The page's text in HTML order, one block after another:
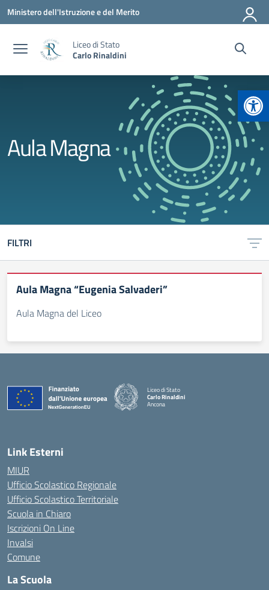
Vai ai contenuti
Vai al menu di navigazione
Vai al footer
Ministero dell'Istruzione e del Merito
Liceo di Stato
Carlo Rinaldini
Aula Magna
FILTRI
Aula Magna “Eugenia Salvaderi”
Aula Magna del Liceo
Liceo di Stato
Carlo Rinaldini
Ancona
Link Esterni
MIUR
Ufficio Scolastico Regionale
Ufficio Scolastico Territoriale
Scuola in Chiaro
Iscrizioni On Line
Invalsi
Comune
La Scuola